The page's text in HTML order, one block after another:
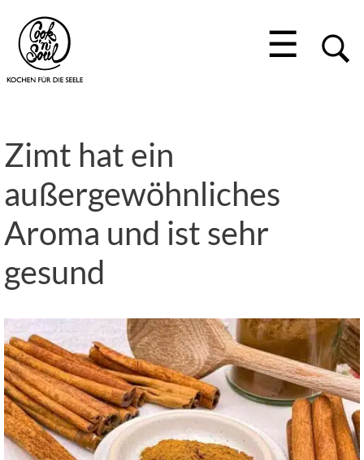
☰
Zimt hat ein
außergewöhnliches
Aroma und ist sehr
gesund